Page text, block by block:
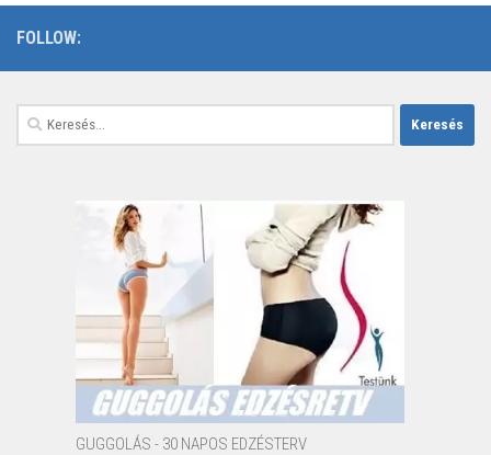
FOLLOW:
Keresés:
GUGGOLÁS - 30 NAPOS EDZÉSTERV